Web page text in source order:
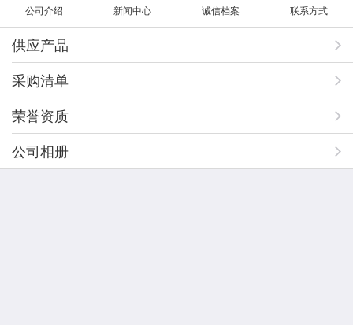
公司介绍 新闻中心 诚信档案 联系方式
供应产品
采购清单
荣誉资质
公司相册